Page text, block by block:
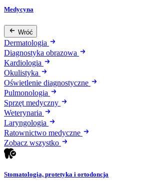
Medycyna
Wróć
Dermatologia
Diagnostyka obrazowa
Kardiologia
Okulistyka
Oświetlenie diagnostyczne
Pulmonologia
Sprzęt medyczny
Weterynaria
Laryngologia
Ratownictwo medyczne
Zobacz wszystko
Stomatologia, protetyka i ortodoncja